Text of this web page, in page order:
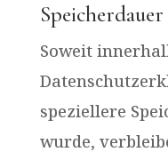
Speicherdauer
Soweit
speziellere
wurde,